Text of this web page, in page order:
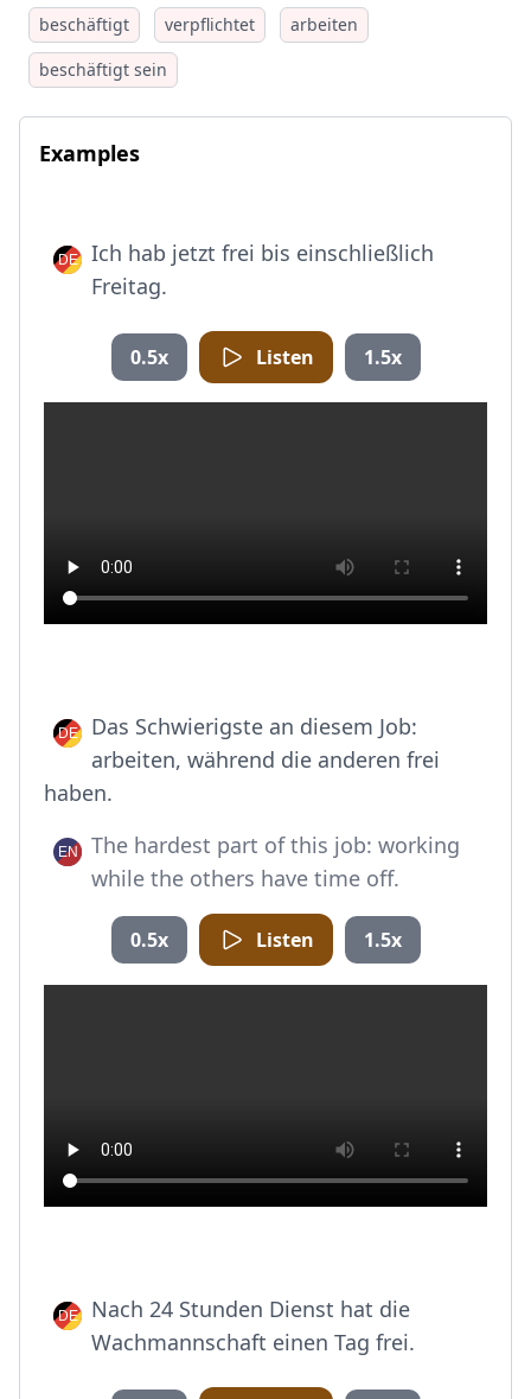
beschäftigt verpflichtet
arbeiten
beschäftigt sein
Examples
Ich hab jetzt frei bis einschließlich
Freitag.
0.5x Listen 1.5x
Das Schwierigste an diesem Job:
arbeiten, während die anderen frei
haben.
The hardest part of this job: working
while the others have time off.
0.5x Listen 1.5x
Nach 24 Stunden Dienst hat die
Wachmannschaft einen Tag frei.